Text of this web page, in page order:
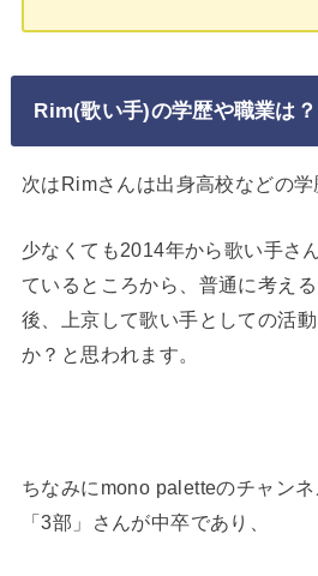
Rim(歌い手)の学歴や職業は？
次はRimさんは出身高校などの学
少なくても2014年から歌い手さ
ているところから、普通に考え
後、上京して歌い手としての活
か？と思われます。
ちなみにmono paletteのチャン
「3部」さんが中卒であり、